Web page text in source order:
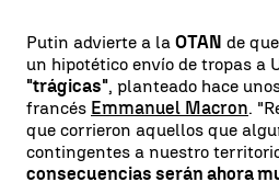
Putin advierte a la OTAN de
un hipotético envío de tropas a
"trágicas", planteado hace
francés Emmanuel Macron.
que corrieron aquellos que
contingentes a nuestro
consecuencias serán ahora